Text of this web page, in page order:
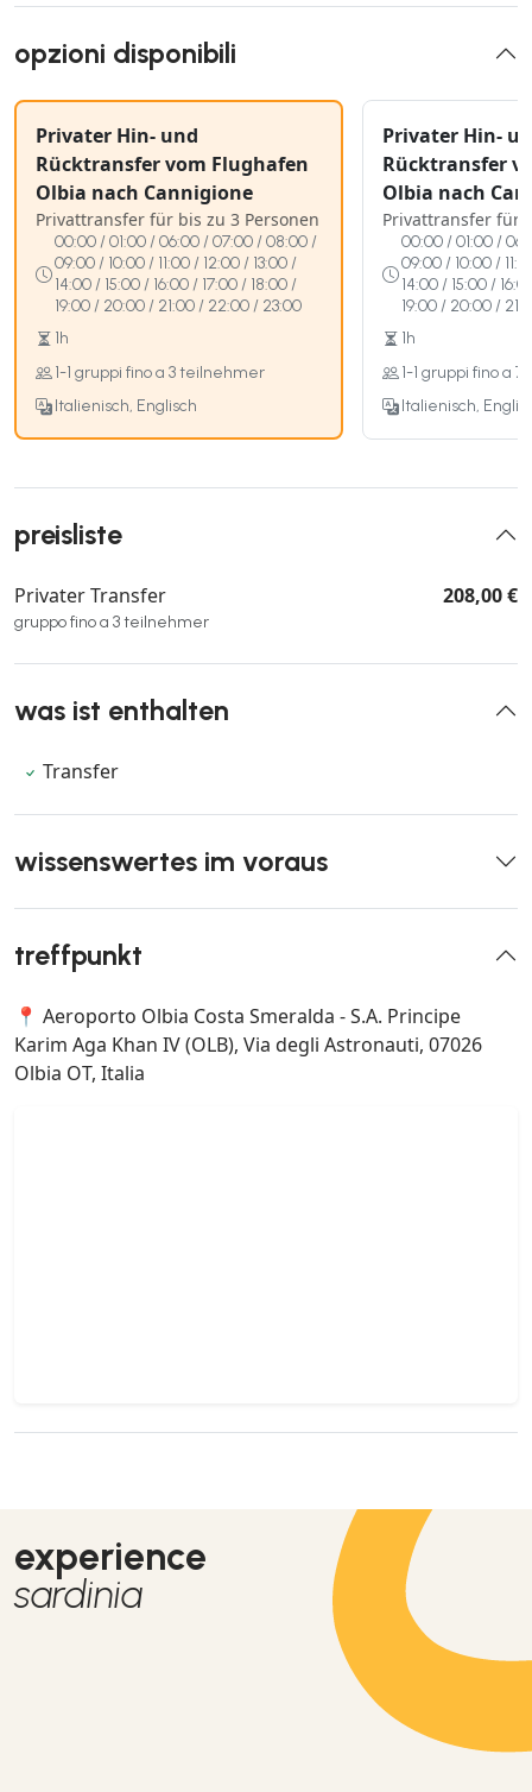
opzioni disponibili
Privater Hin- und
Rücktransfer vom Flughafen
Olbia nach Cannigione
Privattransfer für bis zu 3 Personen
00:00 / 01:00 / 06:00 / 07:00 / 08:00 /
09:00 / 10:00 / 11:00 / 12:00 / 13:00 /
14:00 / 15:00 / 16:00 / 17:00 / 18:00 /
19:00 / 20:00 / 21:00 / 22:00 / 23:00
1h
1-1 gruppi fino a 3 teilnehmer
Italienisch, Englisch
Privater Hin-
Rücktransfer
Olbia nach
Privattransfer für
00:00 / 01:00 /
09:00 / 10:00 /
14:00 / 15:00 /
19:00 / 20:00 /
1h
1-1 gruppi fino a
Italienisch,
preisliste
Privater Transfer
gruppo fino a 3 teilnehmer
208,00 €
was ist enthalten
Transfer
wissenswertes im voraus
treffpunkt
📍 Aeroporto Olbia Costa Smeralda - S.A. Principe
Karim Aga Khan IV (OLB), Via degli Astronauti, 07026
Olbia OT, Italia
experience
sardinia